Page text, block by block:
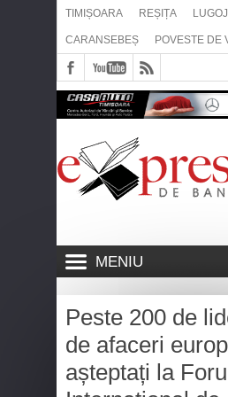
TIMIȘOARA REȘIȚA LUGOJ
CARANSEBEȘ POVESTE DE
MENIU
Peste 200 de
de afaceri
așteptați la